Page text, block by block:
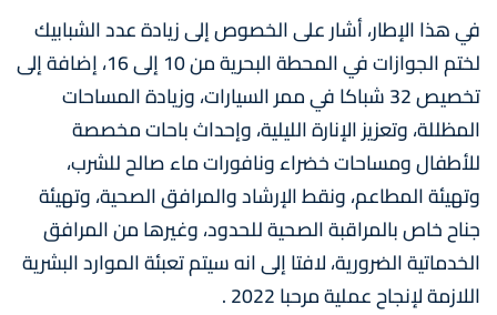
في هذا الإطار، أشار على الخصوص إلى زيادة عدد الشبابيك
لختم الجوازات في المحطة البحرية من 10 إلى 16، إضافة إلى
تخصيص 32 شباكا في ممر السيارات، وزيادة المساحات
المظللة، وتعزيز الإنارة الليلية، وإحداث باحات مخصصة
للأطفال ومساحات خضراء ونافورات ماء صالح للشرب،
وتهيئة المطاعم، ونقط الإرشاد والمرافق الصحية، وتهيئة
جناح خاص بالمراقبة الصحية للحدود، وغيرها من المرافق
الخدماتية الضرورية، لافتا إلى انه سيتم تعبئة الموارد البشرية
اللازمة لإنجاح عملية مرحبا 2022 .